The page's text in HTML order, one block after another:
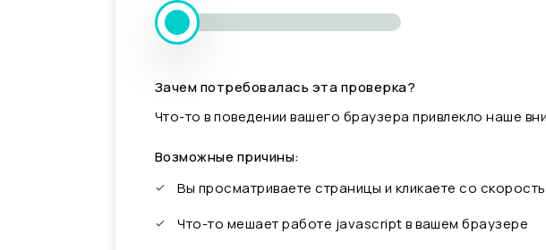
Зачем потребовалась эта проверка?
Что-то в поведении вашего браузера привлекло наше
Возможные причины:
Вы просматриваете страницы и кликаете со
Что-то мешает работе javascript в вашем браузере